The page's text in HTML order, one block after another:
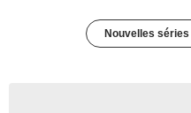
Nouvelles